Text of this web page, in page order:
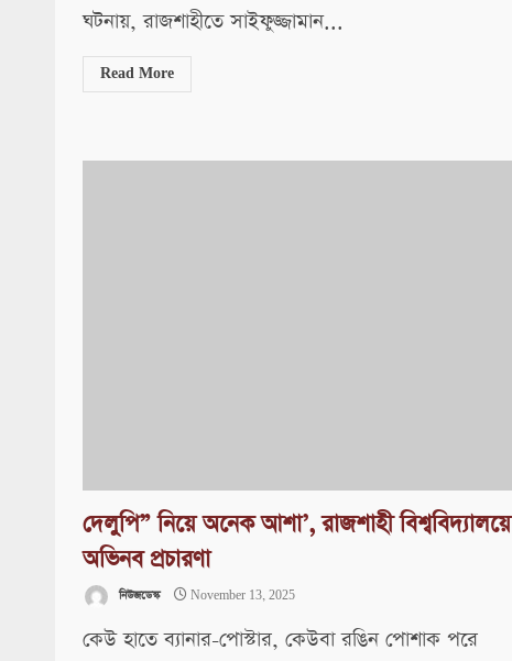
ঘটনায়, রাজশাহীতে সাইফুজ্জামান...
Read More
দেলুপি” নিয়ে অনেক আশা’, রাজশাহী বিশ্ববিদ্যালয়ে
অভিনব প্রচারণা
নিউজডেস্ক November 13, 2025
কেউ হাতে ব্যানার-পোস্টার, কেউবা রঙিন পোশাক পরে